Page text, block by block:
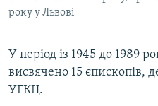
року у Львові
У період із 1945 до 1989
висвячено 15 єпископів,
УГКЦ.